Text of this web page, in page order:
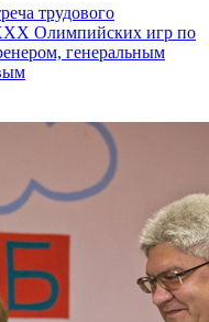
трудового
Олимпийских игр по
генеральным